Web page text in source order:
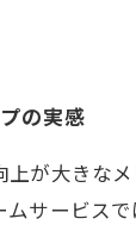
の実感
が大きな
サービス